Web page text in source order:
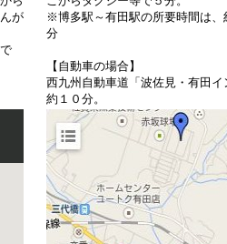
が
※博多駅～有田駅の所要時間は、
分
【自動車の場合】
西九州自動車道「波佐見・有田イ
約１０分。